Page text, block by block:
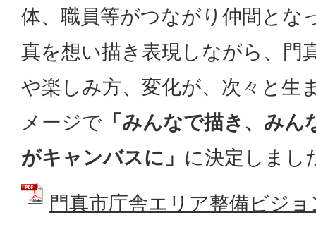
体、職員等がつながり仲間とな
真を想い描き表現しながら、門
や楽しみ方、変化が、次々と生
メージで 「みんなで描き、み
がキャンバスに」 に決定しまし
門真市庁舎エリア整備ビジ